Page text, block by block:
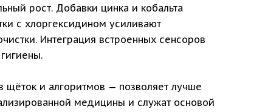
рост. Добавки цинка и кобальта
с хлоргексидином усиливают
Интеграция встроенных сенсоров
щёток и алгоритмов — позволяет лучше
медицины и служат основой